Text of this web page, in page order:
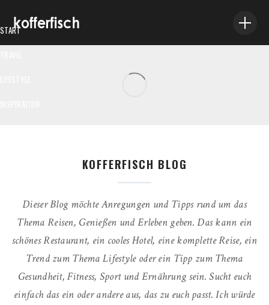
START
KOFFERFISCH BLOG
Dieser Blog möchte Anregungen und Tipps rund um das
Thema Reisen, Genießen und Erleben geben. Das kann ein
schönes Restaurant, ein cooles Hotel, eine komplette Reise, ein
Trend zum Thema Lifestyle oder ein Tipp zum Thema
Gesundheit, Fitness, Sport und Ernährung sein. Sucht euch
einfach das ein oder andere aus, das zu euch passt. Ich würde